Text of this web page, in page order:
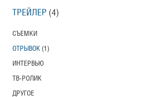
ТРЕЙЛЕР (4)
СЪЕМКИ
ОТРЫВОК (1)
ИНТЕРВЬЮ
ТВ-РОЛИК
ДРУГОЕ